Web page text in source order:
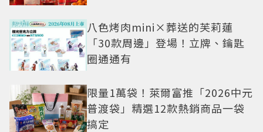
八色烤肉mini×葬送的芙莉蓮
「30款周邊」登場！立牌、鑰匙
圈通通有
限量1萬袋！萊爾富推「2026中元
普渡袋」精選12款熱銷商品一袋
搞定